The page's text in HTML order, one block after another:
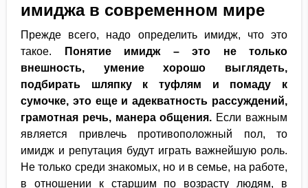
имиджа в современном мире
Прежде всего, надо определить имидж, что это
такое.
Понятие имидж – это не только
внешность, умение хорошо выглядеть,
подбирать шляпку к туфлям и помаду к
сумочке, это еще и адекватность рассуждений,
грамотная речь, манера общения. Если важным
является привлечь противоположный пол, то
имидж и репутация будут играть важнейшую роль.
Не только среди знакомых, но и в семье, на работе,
в отношении к старшим по возрасту людям, в